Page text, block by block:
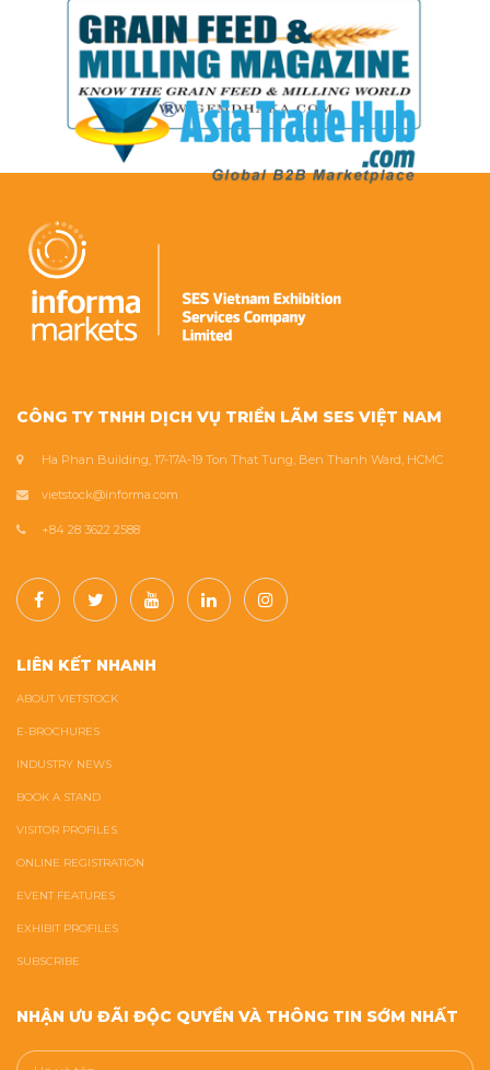
CÔNG TY TNHH DỊCH VỤ TRIỂN LÃM SES VIỆT NAM
Ha Phan Building, 17-17A-19 Ton That Tung, Ben Thanh Ward, HCMC
vietstock@informa.com
+84 28 3622 2588
LIÊN KẾT NHANH
ABOUT VIETSTOCK
E-BROCHURES
INDUSTRY NEWS
BOOK A STAND
VISITOR PROFILES
ONLINE REGISTRATION
EVENT FEATURES
EXHIBIT PROFILES
SUBSCRIBE
NHẬN ƯU ĐÃI ĐỘC QUYỀN VÀ THÔNG TIN SỚM NHẤT